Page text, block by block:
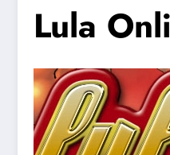
Lula